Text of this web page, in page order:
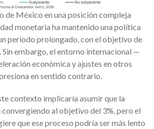
de México en una posición compleja
monetaria ha mantenido una política
periodo prolongado, con el objetivo de
embargo, el entorno internacional —
económica y ajustes en otros
en sentido contrario.
contexto implicaría asumir que la
al objetivo del 3%, pero el
que ese proceso podría ser más lento